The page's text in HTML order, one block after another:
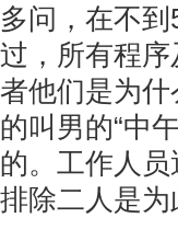
多问，在不
过，所有程
者他们是为
的叫男的“中
的。工作人
排除二人是为